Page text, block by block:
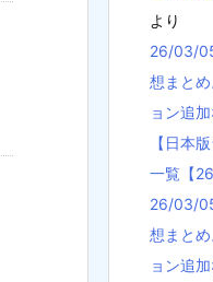
より
26/03/
想まと
ョン追
【日本
一覧【
26/03/
想まと
ョン追